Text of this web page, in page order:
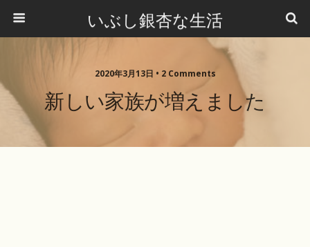
いぶし銀杏な生活
2020年3月13日 • 2 Comments
新しい家族が増えました